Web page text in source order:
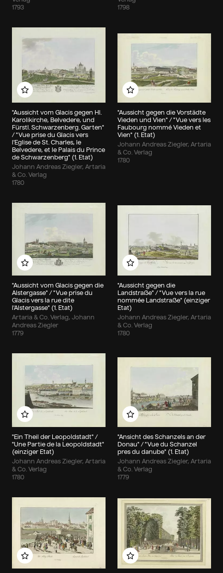
1793
1798
"Aussicht vom Glacis gegen Hl.
Karolikirche, Belvedere, und
Fürstl. Schwarzenberg. Garten"
/ "Vue prise du Glacis vers
l'Eglise de St. Charles, le
Belvedere, et le Palais du Prince
de Schwarzenberg" (1. Etat)
Johann Andreas Ziegler, Artaria
& Co. Verlag
1780
Zu meinem Album hinzufügen
"Aussicht gegen die Vorstädte
Vieden und Vien" / "Vue vers les
Faubourg nommé Vieden et
Vien" (1. Etat)
Johann Andreas Ziegler, Artaria
& Co. Verlag
1780
Zu meinem Album
"Aussicht vom Glacis gegen die
Alstergasse" / "Vue prise du
Glacis vers la rue dite
l'Alstergasse" (1. Etat)
Artaria & Co. Verlag, Johann
Andreas Ziegler
1779
Zu meinem Album hinzufügen
"Aussicht gegen die
Landstraße" / "Vue vers la rue
nommée Landstraße" (einziger
Etat)
Johann Andreas Ziegler, Artaria
& Co. Verlag
1780
Zu meinem Album
"Ein Theil der Leopoldstadt" /
"Une Partie de la Leopoldstadt"
(einziger Etat)
Johann Andreas Ziegler, Artaria
& Co. Verlag
1780
Zu meinem Album hinzufügen
"Ansicht des Schanzels an der
Donau" / "Vue du Schanzel
pres du danube" (1. Etat)
Johann Andreas Ziegler, Artaria
& Co. Verlag
1779
Zu meinem Album
Zu meinem Album hinzufügenZu meinem Album